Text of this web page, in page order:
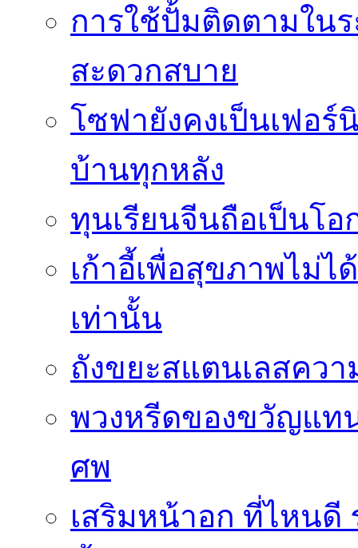
การใช้ปั้มติดตามใน
สะดวกสบาย
โซฟายังคงเป็นเฟอร์
บ้านทุกหลัง
ทุนเรียนจีนถือเป็นโ
เก้าอี้เพื่อสุขภาพไม่
เท่านั้น
ถังขยะสแตนเลสคว
พวงหรีดของขวัญแท
ศพ
เสริมหน้าอก ที่ไหนดี